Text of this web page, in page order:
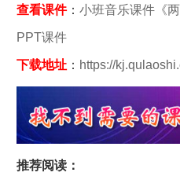
查看课件： 小班音乐课件《
PPT课件
下载地址： https://
推荐阅读：